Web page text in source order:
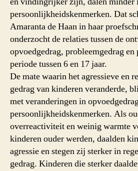
persoonlijkheidskenmerken. Dat
Amaranta de Haan in haar
onderzocht de relaties tussen de
opvoedgedrag, probleemgedrag
periode tussen 6 en 17 jaar.
De mate waarin het agressieve en
gedrag van kinderen veranderde,
met veranderingen in
persoonlijkheidskenmerken. Als
overreactiviteit en weinig warmte
kinderen ouder werden, daalden
agressie en stegen zij sterker in
gedrag. Kinderen die sterker